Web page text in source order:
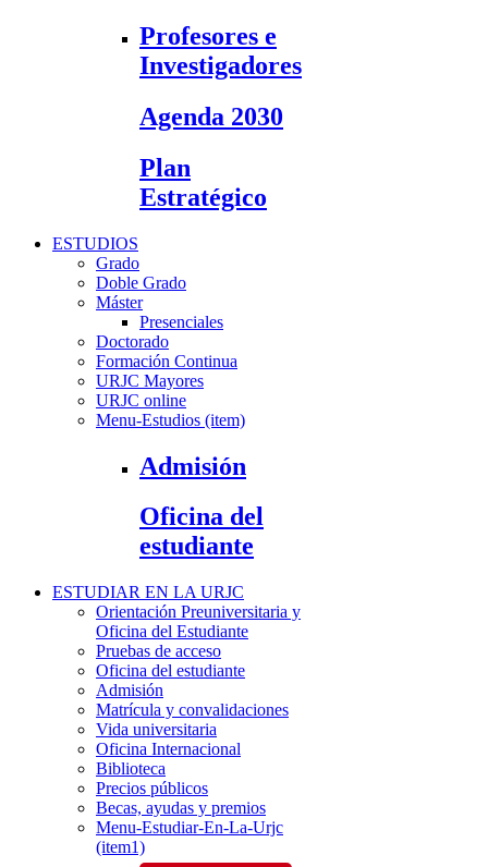
Profesores e
Investigadores
Agenda 2030
Plan
Estratégico
ESTUDIOS
Grado
Doble Grado
Máster
Presenciales
Doctorado
Formación Continua
URJC Mayores
URJC online
Menu-Estudios (item)
Admisión
Oficina del
estudiante
ESTUDIAR EN LA URJC
Orientación Preuniversitaria y
Oficina del Estudiante
Pruebas de acceso
Oficina del estudiante
Admisión
Matrícula y convalidaciones
Vida universitaria
Oficina Internacional
Biblioteca
Precios públicos
Becas, ayudas y premios
Menu-Estudiar-En-La-Urjc
(item1)